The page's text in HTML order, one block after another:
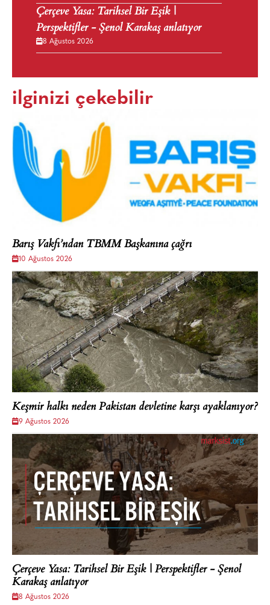
Çerçeve Yasa: Tarihsel Bir Eşik |
Perspektifler - Şenol Karakaş anlatıyor
8 Ağustos 2026
ilginizi çekebilir
Barış Vakfı’ndan TBMM Başkanına çağrı
10 Ağustos 2026
Keşmir halkı neden Pakistan devletine karşı ayaklanıyor?
9 Ağustos 2026
Çerçeve Yasa: Tarihsel Bir Eşik | Perspektifler - Şenol
Karakaş anlatıyor
8 Ağustos 2026